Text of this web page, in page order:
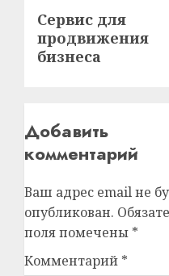
Следующая
запись:
Сервис для
продвижения
бизнеса
Добавить
комментарий
Ваш адрес email не
опубликован.
поля помечены *
Комментарий *